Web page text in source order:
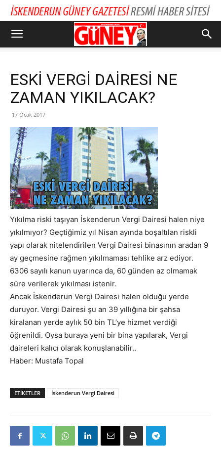
ESKİ VERGİ DAİRESİ NE
ZAMAN YIKILACAK?
17 Ocak 2017
Yıkılma riski taşıyan İskenderun Vergi Dairesi halen niye
yıkılmıyor? Geçtiğimiz yıl Nisan ayında boşaltılan riskli
yapı olarak nitelendirilen Vergi Dairesi binasının aradan 9
ay geçmesine rağmen yıkılmaması tehlike arz ediyor.
6306 sayılı kanun uyarınca da, 60 günden az olmamak
süre verilerek yıkılması istenir.
Ancak İskenderun Vergi Dairesi halen olduğu yerde
duruyor. Vergi Dairesi şu an 39 yıllığına bir şahsa
kiralanan yerde aylık 50 bin TL’ye hizmet verdiği
öğrenildi. Oysa buraya yeni bir bina yapılarak, Vergi
daireleri kalıcı olarak konuşlanabilir..
Haber: Mustafa Topal
ETIKETLER İskenderun Vergi Dairesi